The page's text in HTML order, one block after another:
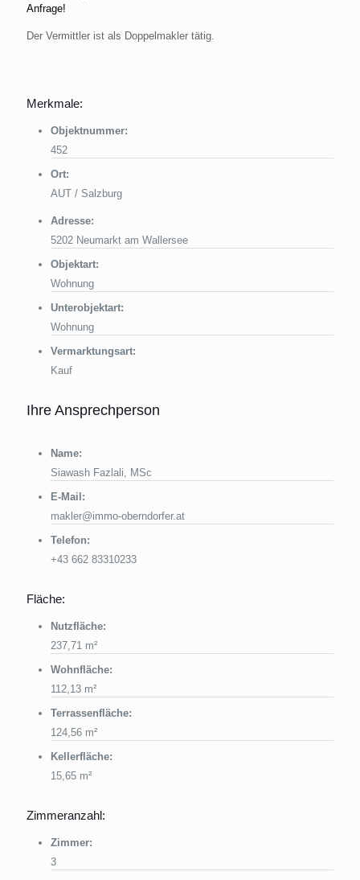
Anfrage!
Der Vermittler ist als Doppelmakler tätig.
Merkmale:
Objektnummer:
452
Ort:
AUT / Salzburg
Adresse:
5202 Neumarkt am Wallersee
Objektart:
Wohnung
Unterobjektart:
Wohnung
Vermarktungsart:
Kauf
Ihre Ansprechperson
Name:
Siawash Fazlali, MSc
E-Mail:
makler@immo-oberndorfer.at
Telefon:
+43 662 83310233
Fläche:
Nutzfläche:
237,71 m²
Wohnfläche:
112,13 m²
Terrassenfläche:
124,56 m²
Kellerfläche:
15,65 m²
Zimmeranzahl:
Zimmer:
3